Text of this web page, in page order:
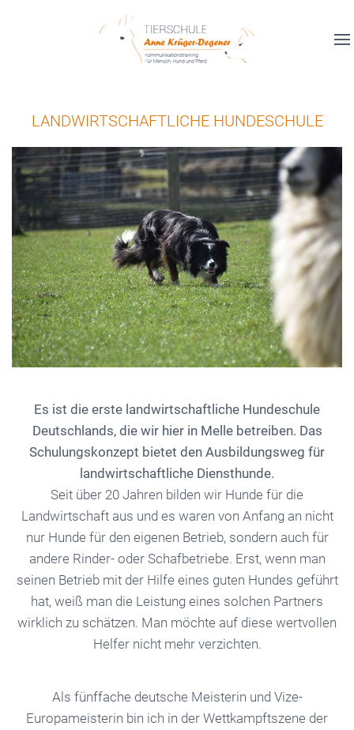
LANDWIRTSCHAFTLICHE HUNDESCHULE
Es ist die erste landwirtschaftliche Hundeschule
Deutschlands, die wir hier in Melle betreiben. Das
Schulungskonzept bietet den Ausbildungsweg für
landwirtschaftliche Diensthunde.
Seit über 20 Jahren bilden wir Hunde für die
Landwirtschaft aus und es waren von Anfang an nicht
nur Hunde für den eigenen Betrieb, sondern auch für
andere Rinder- oder Schafbetriebe. Erst, wenn man
seinen Betrieb mit der Hilfe eines guten Hundes geführt
hat, weiß man die Leistung eines solchen Partners
wirklich zu schätzen. Man möchte auf diese wertvollen
Helfer nicht mehr verzichten.
Als fünffache deutsche Meisterin und Vize-
Europameisterin bin ich in der Wettkampftszene der